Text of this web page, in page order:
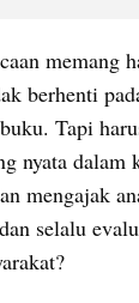
memang
berhenti
Tapi
nyata dalam
mengajak
selalu